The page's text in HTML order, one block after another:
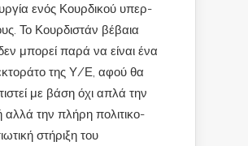
ενός Κουρδικού υπερ-
Το Κουρδιστάν βέβαια
μπορεί παρά να είναι ένα
της Υ/Ε, αφού θα
με βάση όχι απλά την
αλλά την πλήρη πολιτικο-
στήριξη του